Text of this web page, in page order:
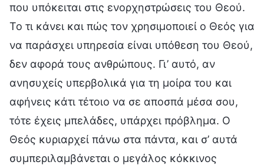
που υπόκειται στις ενορχηστρώσεις του Θεού.
Το τι κάνει και πώς τον χρησιμοποιεί ο Θεός για
να παράσχει υπηρεσία είναι υπόθεση του Θεού,
δεν αφορά τους ανθρώπους. Γι’ αυτό, αν
ανησυχείς υπερβολικά για τη μοίρα του και
αφήνεις κάτι τέτοιο να σε αποσπά μέσα σου,
τότε έχεις μπελάδες, υπάρχει πρόβλημα. Ο
Θεός κυριαρχεί πάνω στα πάντα, και σ’ αυτά
συμπεριλαμβάνεται ο μεγάλος κόκκινος